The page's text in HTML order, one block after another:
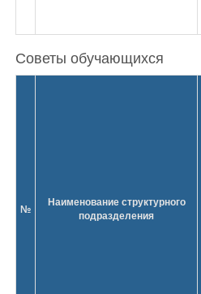
Советы обучающихся
№
Наименование структурного
подразделения